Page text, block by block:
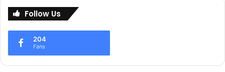
Follow Us
204
Fans